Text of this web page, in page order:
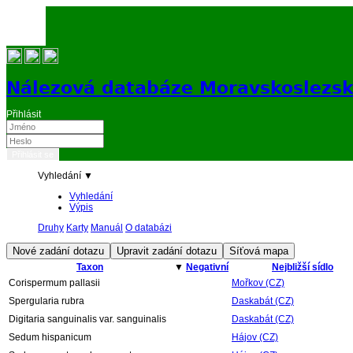
Nálezová databáze
Přihlásit
Vyhledání ▼
Vyhledání
Výpis
Druhy Karty Manuál O databázi
Taxon ▼ Negativní
Nejbližší sídlo
Corispermum pallasii
Mořkov (CZ)
Spergularia rubra
Daskabát (CZ)
Digitaria sanguinalis var. sanguinalis
Daskabát (CZ)
Sedum hispanicum
Hájov (CZ)